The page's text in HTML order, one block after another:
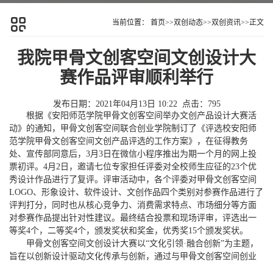
当前位置： 首页>>双创动态>>双创资讯>>正文
我院甲骨文创客空间文创设计大
赛作品评审顺利举行
发布日期：2021年04月13日 10:22 点击： 795
根据《安阳师范学院甲骨文创客空间举办文创产品设计大赛活
动》的通知，甲骨文创客空间联合创业学院制订了《评选校安阳师
范学院甲骨文创客空间文创产品评选的工作方案》，在征得教务
处、宣传部同意后，3月3日在微信小程序推出为期一个月的网上投
票初评。4月2日，邀请七位专家担任评委对全校师生应征的23个优
秀设计作品进行了复评。评审活动中，各个评委对甲骨文创客空间
LOGO、形象设计、软件设计、文创作品四个类别对参赛作品进行了
评判打分，同时也从核心竞争力、消费需求特点、市场细分等方面
对参赛作品提出针对性建议。最终结合投票和现场评审，评选出一
等奖4个，二等奖4个，颁发奖状和奖金，优秀奖15个颁发奖状。
甲骨文创客空间文创设计大赛以“文化引领·融合创新”为主题，
旨在以创新设计驱动文化传承与创新，通过与甲骨文创客空间创业